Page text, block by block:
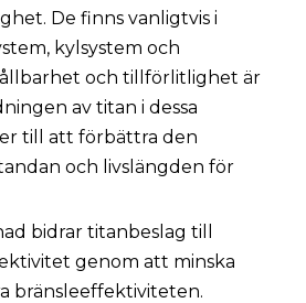
De finns vanligtvis i
kylsystem och
och tillförlitlighet är
av titan i dessa
till att förbättra den
och livslängden för
bidrar titanbeslag till
genom att minska
bränsleeffektiviteten.